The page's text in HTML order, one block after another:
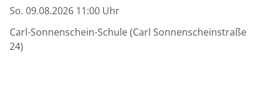
So. 09.08.2026 11:00 Uhr
Carl-Sonnenschein-Schule (Carl Sonnenscheinstraße
24)